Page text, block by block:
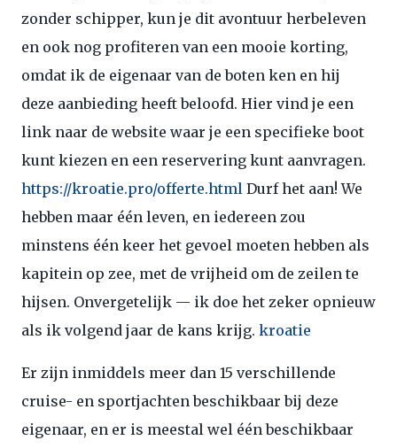
zonder schipper, kun je dit avontuur herbeleven
en ook nog profiteren van een mooie korting,
omdat ik de eigenaar van de boten ken en hij
deze aanbieding heeft beloofd. Hier vind je een
link naar de website waar je een specifieke boot
kunt kiezen en een reservering kunt aanvragen.
https://kroatie.pro/offerte.html Durf het aan! We
hebben maar één leven, en iedereen zou
minstens één keer het gevoel moeten hebben als
kapitein op zee, met de vrijheid om de zeilen te
hijsen. Onvergetelijk — ik doe het zeker opnieuw
als ik volgend jaar de kans krijg. kroatie
Er zijn inmiddels meer dan 15 verschillende
cruise- en sportjachten beschikbaar bij deze
eigenaar, en er is meestal wel één beschikbaar